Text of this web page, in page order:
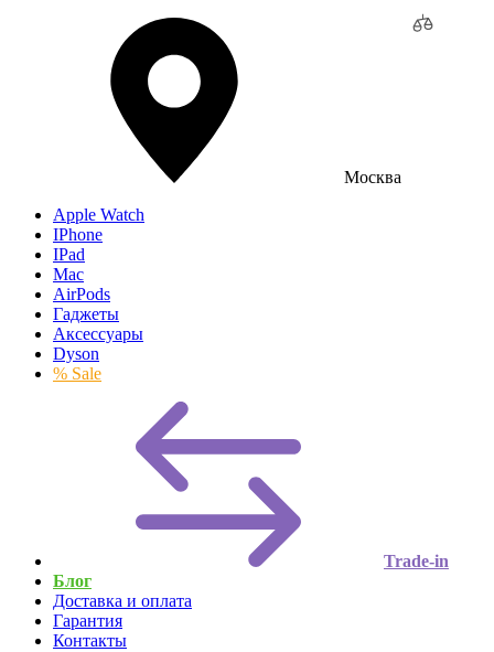
Москва
Apple Watch
IPhone
IPad
Mac
AirPods
Гаджеты
Аксессуары
Dyson
% Sale
Trade-in
Блог
Доставка и оплата
Гарантия
Контакты